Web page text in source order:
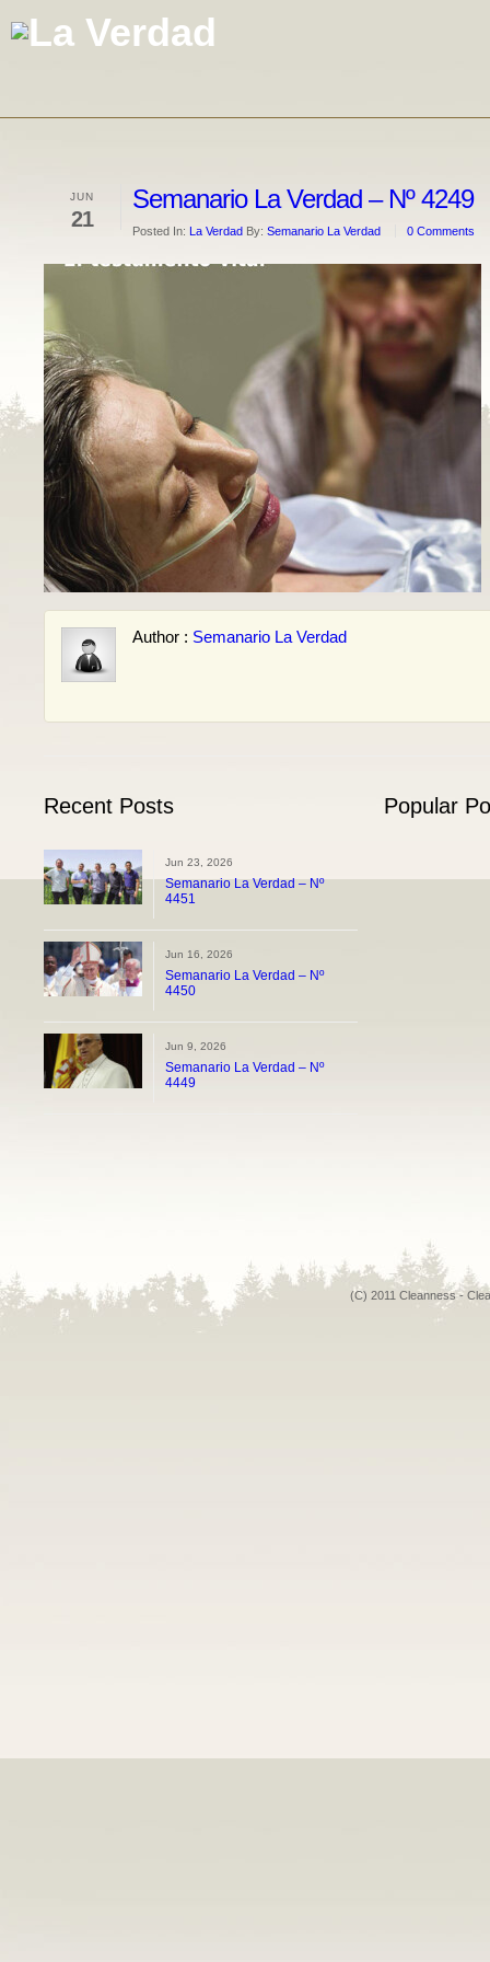
JUN
21
Semanario La Verdad – Nº 4249
Posted In: La Verdad By: Semanario La Verdad 0 Comments
Author : Semanario La Verdad
Recent Posts
Jun 23, 2026
Semanario La Verdad – Nº
4451
Jun 16, 2026
Semanario La Verdad – Nº
4450
Jun 9, 2026
Semanario La Verdad – Nº
4449
Popular
(C) 2011 Cleanness -